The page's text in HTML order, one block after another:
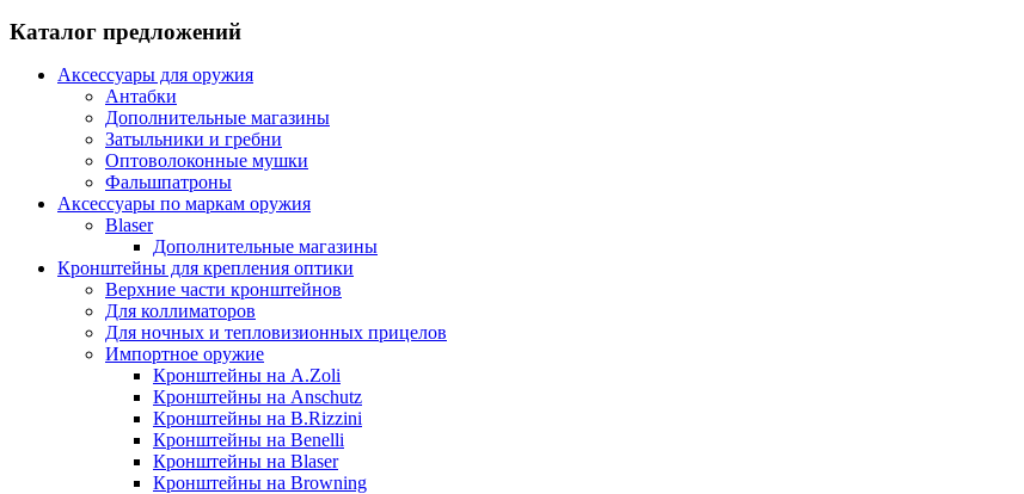
Каталог предложений
Аксессуары для оружия
Антабки
Дополнительные магазины
Затыльники и гребни
Оптоволоконные мушки
Фальшпатроны
Аксессуары по маркам оружия
Blaser
Дополнительные магазины
Кронштейны для крепления оптики
Верхние части кронштейнов
Для коллиматоров
Для ночных и тепловизионных прицелов
Импортное оружие
Кронштейны на A.Zoli
Кронштейны на Anschutz
Кронштейны на B.Rizzini
Кронштейны на Benelli
Кронштейны на Blaser
Кронштейны на Browning